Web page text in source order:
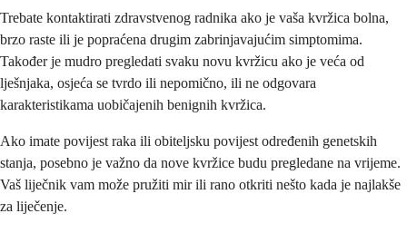
Trebate kontaktirati zdravstvenog radnika ako je vaša kvržica bolna,
brzo raste ili je popraćena drugim zabrinjavajućim simptomima.
Također je mudro pregledati svaku novu kvržicu ako je veća od
lješnjaka, osjeća se tvrdo ili nepomično, ili ne odgovara
karakteristikama uobičajenih benignih kvržica.
Ako imate povijest raka ili obiteljsku povijest određenih genetskih
stanja, posebno je važno da nove kvržice budu pregledane na vrijeme.
Vaš liječnik vam može pružiti mir ili rano otkriti nešto kada je najlakše
za liječenje.